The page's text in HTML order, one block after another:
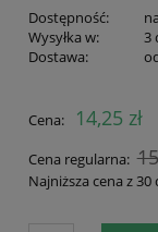
Dostępność:
Wysyłka w:
3
Dostawa:
Cena nie
Cena: 14,25 zł
Cena regularna:
Najniższa cena z